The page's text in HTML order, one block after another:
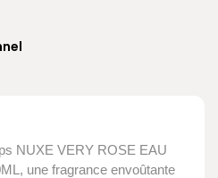
NUXE VERY ROSE EAU
une fragrance envoûtante